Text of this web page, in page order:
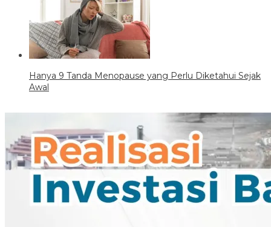
Hanya 9 Tanda Menopause yang Perlu Diketahui Sejak
Awal